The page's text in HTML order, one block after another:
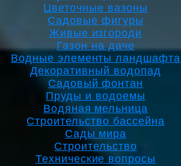
Цветочные вазоны
Садовые фигуры
Живые изгороди
Газон на даче
Водные элементы ландшафта
Декоративный водопад
Садовый фонтан
Пруды и водоемы
Водяная мельница
Строительство бассейна
Сады мира
Строительство
Технические вопросы